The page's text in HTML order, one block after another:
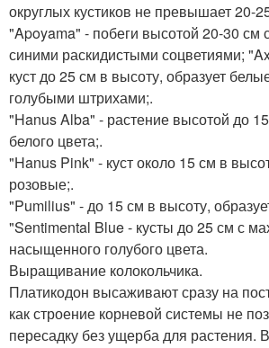
округлых кустиков не превышает 20-
"Apoyama" - побеги высотой 20-30 см
синими раскидистыми соцветиями;
куст до 25 см в высоту, образует
голубыми штрихами;.
"Hanus Alba" - растение высотой до
белого цвета;.
"Hanus Pink" - куст около 15 см в
розовые;.
"Pumilius" - до 15 см в высоту,
"Sentimental Blue - кусты до 25 см с
насыщенного голубого цвета.
Выращивание колокольчика.
Платикодон высаживают сразу на
как строение корневой системы не
пересадку без ущерба для растения.